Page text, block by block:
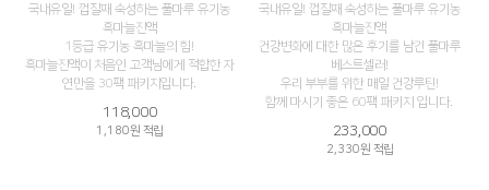
국내유일! 껍질째 숙성하는 풀마루 유기농
흑마늘진액
1등급 유기농 흑마늘의 힘!
흑마늘진액이 처음인 고객님에게 적합한 자
연만을 30팩 패키지입니다.
118,000
1,180원 적립
국내유일! 껍질째 숙성하는 풀마루 유기농
흑마늘진액
건강변화에 대한 많은 후기를 남긴 풀마루
베스트셀러!
우리 부부를 위한 매일 건강루틴!
함께 마시기 좋은 60팩 패키지 입니다.
233,000
2,330원 적립